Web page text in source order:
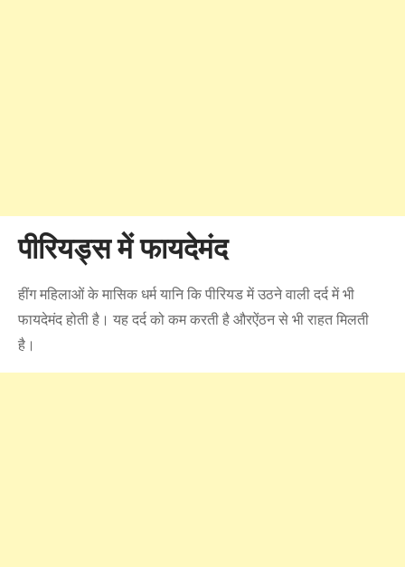
पीरियड्स में फायदेमंद
हींग महिलाओं के मासिक धर्म यानि कि पीरियड में उठने वाली दर्द में भी
फायदेमंद होती है। यह दर्द को कम करती है औरऐंठन से भी राहत मिलती
है।